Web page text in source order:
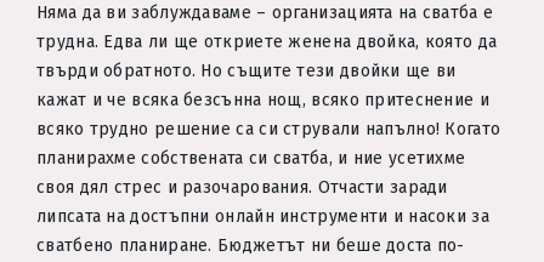
Няма да ви заблуждаваме – организацията на сватба е
трудна. Едва ли ще откриете женена двойка, която да
твърди обратното. Но същите тези двойки ще ви
кажат и че всяка безсънна нощ, всяко притеснение и
всяко трудно решение са си стрували напълно! Когато
планирахме собствената си сватба, и ние усетихме
своя дял стрес и разочарования. Отчасти заради
липсата на достъпни онлайн инструменти и насоки за
сватбено планиране. Бюджетът ни беше доста по-